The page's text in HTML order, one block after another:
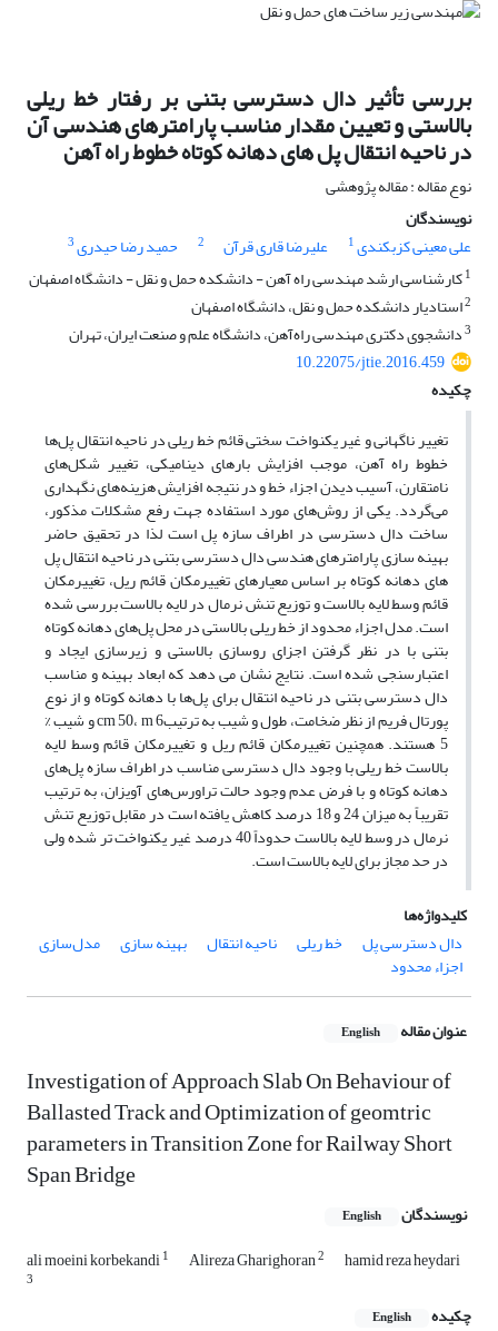
بررسی تأثیر دال دسترسی بتنی بر رفتار خط ریلی
بالاستی و تعیین مقدار مناسب پارامترهای هندسی آن
در ناحیه انتقال پل های دهانه کوتاه خطوط راه آهن
نوع مقاله : مقاله پژوهشی
نویسندگان
علی معینی کزبکندی1 علیرضا قاری قرآن 2 حمید رضا حیدری3
1کارشناسی ارشد مهندسی راه آهن - دانشکده حمل و نقل - دانشگاه اصفهان
2استادیار دانشکده حمل و نقل، دانشگاه اصفهان
3دانشجوی دکتری مهندسی راه‌آهن، دانشگاه علم و صنعت ایران، تهران
10.22075/jtie.2016.459
چکیده
تغییر ناگهانی و غیر یکنواخت سختی قائم خط ریلی در ناحیه انتقال پل‌ها
خطوط راه آهن، موجب افزایش بارهای دینامیکی، تغییر شکل‌های
نامتقارن، آسیب دیدن اجزاء خط و در نتیجه افزایش هزینه‌های نگهداری
می‌گردد. یکی از روش‌های مورد استفاده جهت رفع مشکلات مذکور،
ساخت دال دسترسی در اطراف سازه پل است لذا در تحقیق حاضر
بهینه سازی پارامتر‌های هندسی دال دسترسی بتنی در ناحیه انتقال پل
های دهانه کوتاه بر اساس معیارهای تغییرمکان قائم ریل، تغییرمکان
قائم وسط لایه بالاست و توزیع تنش نرمال در لایه بالاست بررسی شده
است. مدل اجزاء محدود از خط ریلی بالاستی در محل پل‌های دهانه کوتاه
بتنی با در نظر گرفتن اجزای روسازی بالاستی و زیرسازی ایجاد و
اعتبارسنجی شده است. نتایج نشان می دهد که ابعاد بهینه و مناسب
دال دسترسی بتنی در ناحیه انتقال برای پل‌ها با دهانه کوتاه و از نوع
پورتال فریم از نظر ضخامت، طول و شیب به ترتیبcm 50، m 6 و شیب %
5 هستند. همچنین تغییرمکان قائم ریل و تغییرمکان قائم وسط لایه
بالاست خط ریلی با وجود دال دسترسی مناسب در اطراف سازه پل‌های
دهانه کوتاه و با فرض عدم وجود حالت تراورس‌های آویزان، به ترتیب
تقریباً به میزان 24 و 18 درصد کاهش یافته است در مقابل توزیع تنش
نرمال در وسط لایه بالاست حدوداً 40 درصد غیر یکنواخت تر شده ولی
در حد مجاز برای لایه بالاست است.
کلیدواژه‌ها
دال دسترسی پل
خط ریلی ناحیه انتقال بهینه سازی مدل‌سازی
اجزاء محدود
عنوان مقاله English
Investigation of Approach Slab On Behaviour of
Ballasted Track and Optimization of geomtric
parameters in Transition Zone for Railway Short
Span Bridge
نویسندگان English
ali moeini korbekandi1 Alireza Gharighoran2 hamid reza heydari
3
چکیده English